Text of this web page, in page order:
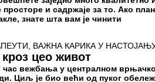
и садржаје за то. Ако
знате шта вам је чинити
ВАЖНА КАРИКА У
цео живот
час вежбања у централном
Циљ је био већи од пуког